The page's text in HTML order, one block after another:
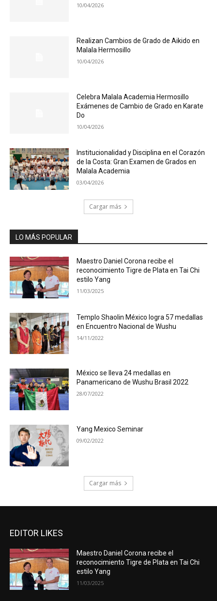
10/04/2026
Realizan Cambios de Grado de Aikido en
Malala Hermosillo
10/04/2026
Celebra Malala Academia Hermosillo
Exámenes de Cambio de Grado en Karate
Do
10/04/2026
Institucionalidad y Disciplina en el Corazón
de la Costa: Gran Examen de Grados en
Malala Academia
03/04/2026
Cargar más
LO MÁS POPULAR
Maestro Daniel Corona recibe el
reconocimiento Tigre de Plata en Tai Chi
estilo Yang
11/03/2025
Templo Shaolin México logra 57 medallas
en Encuentro Nacional de Wushu
14/11/2022
México se lleva 24 medallas en
Panamericano de Wushu Brasil 2022
28/07/2022
Yang Mexico Seminar
09/02/2022
Cargar más
EDITOR LIKES
Maestro Daniel Corona recibe el
reconocimiento Tigre de Plata en Tai Chi
estilo Yang
11/03/2025